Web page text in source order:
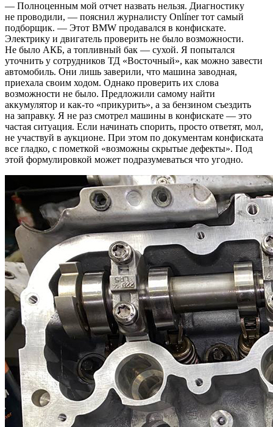
— Полноценным мой отчет назвать нельзя. Диагностику
не проводили, — пояснил журналисту Onlíner тот самый
подборщик. — Этот BMW продавался в конфискате.
Электрику и двигатель проверить не было возможности.
Не было АКБ, а топливный бак — сухой. Я попытался
уточнить у сотрудников ТД «Восточный», как можно завести
автомобиль. Они лишь заверили, что машина заводная,
приехала своим ходом. Однако проверить их слова
возможности не было. Предложили самому найти
аккумулятор и как-то «прикурить», а за бензином съездить
на заправку. Я не раз смотрел машины в конфискате — это
частая ситуация. Если начинать спорить, просто ответят, мол,
не участвуй в аукционе. При этом по документам конфиската
все гладко, с пометкой «возможны скрытые дефекты». Под
этой формулировкой может подразумеваться что угодно.